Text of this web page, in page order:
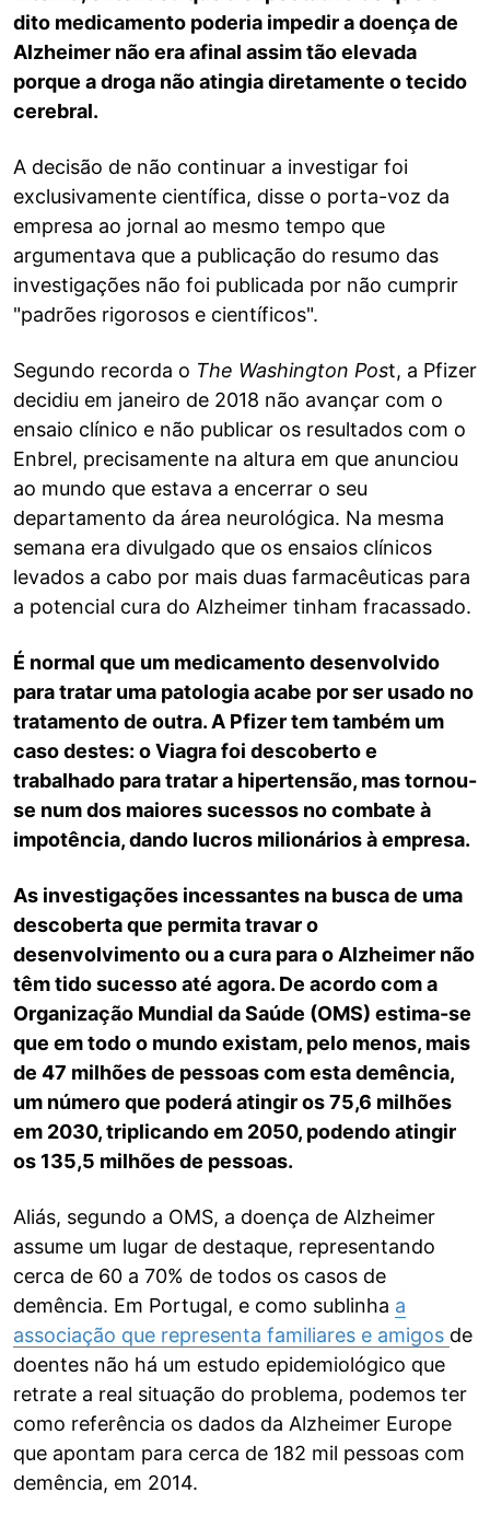
dito medicamento poderia impedir a doença de
Alzheimer não era afinal assim tão elevada
porque a droga não atingia diretamente o tecido
cerebral.
A decisão de não continuar a investigar foi
exclusivamente científica, disse o porta-voz da
empresa ao jornal ao mesmo tempo que
argumentava que a publicação do resumo das
investigações não foi publicada por não cumprir
"padrões rigorosos e científicos".
Segundo recorda o The Washington Post, a Pfizer
decidiu em janeiro de 2018 não avançar com o
ensaio clínico e não publicar os resultados com o
Enbrel, precisamente na altura em que anunciou
ao mundo que estava a encerrar o seu
departamento da área neurológica. Na mesma
semana era divulgado que os ensaios clínicos
levados a cabo por mais duas farmacêuticas para
a potencial cura do Alzheimer tinham fracassado.
É normal que um medicamento desenvolvido
para tratar uma patologia acabe por ser usado ​​no
tratamento de outra. A Pfizer tem também um
caso destes: o Viagra foi descoberto e
trabalhado para tratar a hipertensão, mas tornou-
se num dos maiores sucessos no combate à
impotência, dando lucros milionários à empresa.
As investigações incessantes na busca de uma
descoberta que permita travar o
desenvolvimento ou a cura para o Alzheimer não
têm tido sucesso até agora. De acordo com a
Organização Mundial da Saúde (OMS) estima-se
que em todo o mundo existam, pelo menos, mais
de 47 milhões de pessoas com esta demência,
um número que poderá atingir os 75,6 milhões
em 2030, triplicando em 2050, podendo atingir
os 135,5 milhões de pessoas.
Aliás, segundo a OMS, a doença de Alzheimer
assume um lugar de destaque, representando
cerca de 60 a 70% de todos os casos de
demência. Em Portugal, e como sublinha a
associação que representa familiares e amigos de
doentes não há um estudo epidemiológico que
retrate a real situação do problema, podemos ter
como referência os dados da Alzheimer Europe
que apontam para cerca de 182 mil pessoas com
demência, em 2014.